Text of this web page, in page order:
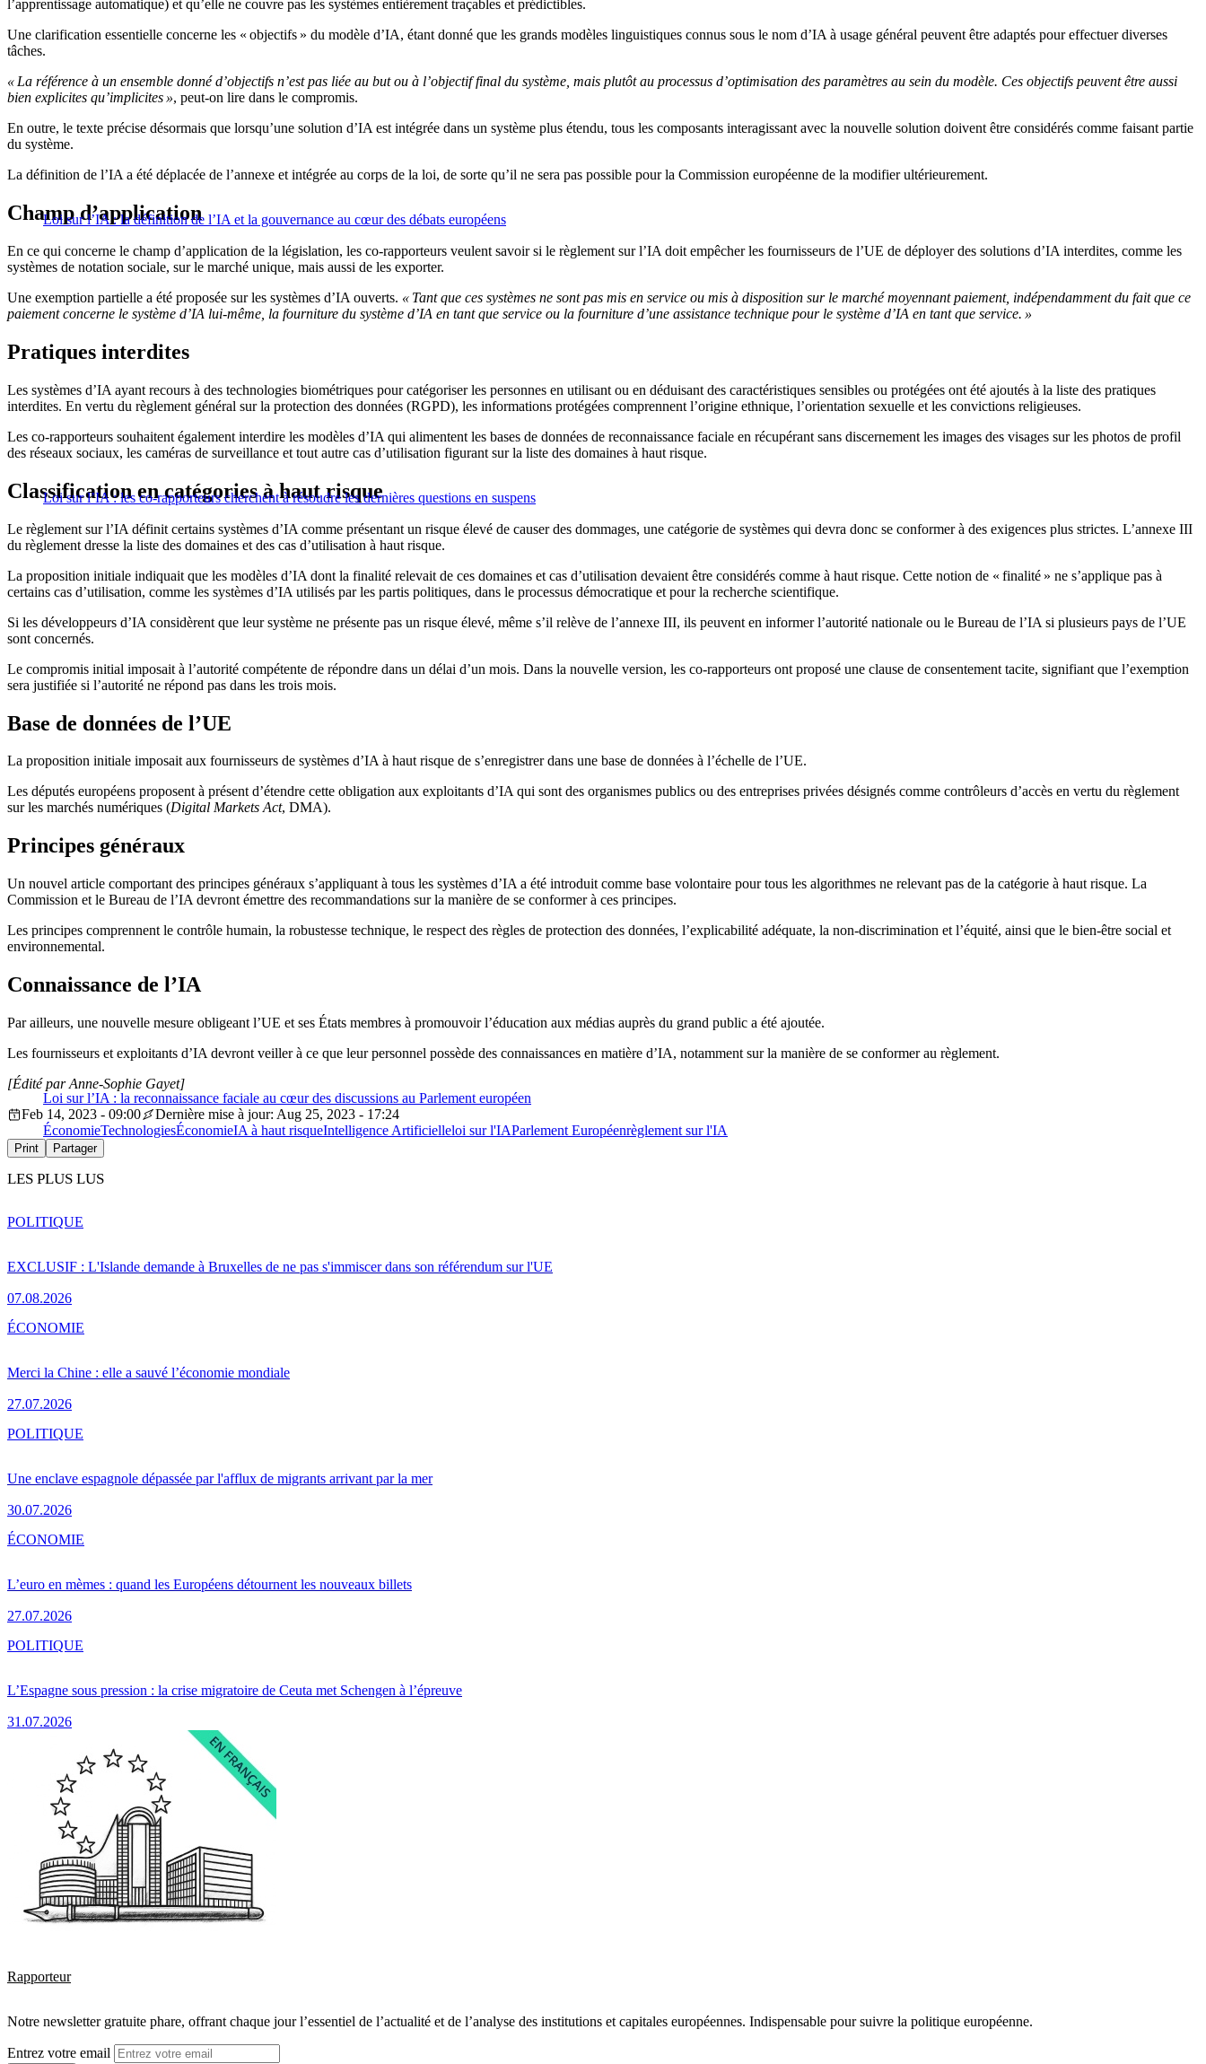
l’apprentissage automatique) et qu’elle ne couvre pas les systèmes entièrement traçables et prédictibles.
Une clarification essentielle concerne les « objectifs » du modèle d’IA, étant donné que les grands modèles linguistiques connus sous le nom d’IA à usage général peuvent être adaptés pour effectuer diverses
tâches.
« La référence à un ensemble donné d’objectifs n’est pas liée au but ou à l’objectif final du système, mais plutôt au processus d’optimisation des paramètres au sein du modèle. Ces objectifs peuvent être aussi
bien explicites qu’implicites », peut-on lire dans le compromis.
En outre, le texte précise désormais que lorsqu’une solution d’IA est intégrée dans un système plus étendu, tous les composants interagissant avec la nouvelle solution doivent être considérés comme faisant partie
du système.
La définition de l’IA a été déplacée de l’annexe et intégrée au corps de la loi, de sorte qu’il ne sera pas possible pour la Commission européenne de la modifier ultérieurement.
Loi sur l’IA : la définition de l’IA et la gouvernance au cœur des débats européens
Champ d’application
En ce qui concerne le champ d’application de la législation, les co-rapporteurs veulent savoir si le règlement sur l’IA doit empêcher les fournisseurs de l’UE de déployer des solutions d’IA interdites, comme les
systèmes de notation sociale, sur le marché unique, mais aussi de les exporter.
Une exemption partielle a été proposée sur les systèmes d’IA ouverts. « Tant que ces systèmes ne sont pas mis en service ou mis à disposition sur le marché moyennant paiement, indépendamment du fait que ce
paiement concerne le système d’IA lui-même, la fourniture du système d’IA en tant que service ou la fourniture d’une assistance technique pour le système d’IA en tant que service. »
Pratiques interdites
Les systèmes d’IA ayant recours à des technologies biométriques pour catégoriser les personnes en utilisant ou en déduisant des caractéristiques sensibles ou protégées ont été ajoutés à la liste des pratiques
interdites. En vertu du règlement général sur la protection des données (RGPD), les informations protégées comprennent l’origine ethnique, l’orientation sexuelle et les convictions religieuses.
Les co-rapporteurs souhaitent également interdire les modèles d’IA qui alimentent les bases de données de reconnaissance faciale en récupérant sans discernement les images des visages sur les photos de profil
des réseaux sociaux, les caméras de surveillance et tout autre cas d’utilisation figurant sur la liste des domaines à haut risque.
Loi sur l’IA : les co-rapporteurs cherchent à résoudre les dernières questions en suspens
Classification en catégories à haut risque
Le règlement sur l’IA définit certains systèmes d’IA comme présentant un risque élevé de causer des dommages, une catégorie de systèmes qui devra donc se conformer à des exigences plus strictes. L’annexe III
du règlement dresse la liste des domaines et des cas d’utilisation à haut risque.
La proposition initiale indiquait que les modèles d’IA dont la finalité relevait de ces domaines et cas d’utilisation devaient être considérés comme à haut risque. Cette notion de « finalité » ne s’applique pas à
certains cas d’utilisation, comme les systèmes d’IA utilisés par les partis politiques, dans le processus démocratique et pour la recherche scientifique.
Si les développeurs d’IA considèrent que leur système ne présente pas un risque élevé, même s’il relève de l’annexe III, ils peuvent en informer l’autorité nationale ou le Bureau de l’IA si plusieurs pays de l’UE
sont concernés.
Le compromis initial imposait à l’autorité compétente de répondre dans un délai d’un mois. Dans la nouvelle version, les co-rapporteurs ont proposé une clause de consentement tacite, signifiant que l’exemption
sera justifiée si l’autorité ne répond pas dans les trois mois.
Base de données de l’UE
La proposition initiale imposait aux fournisseurs de systèmes d’IA à haut risque de s’enregistrer dans une base de données à l’échelle de l’UE.
Les députés européens proposent à présent d’étendre cette obligation aux exploitants d’IA qui sont des organismes publics ou des entreprises privées désignés comme contrôleurs d’accès en vertu du règlement
sur les marchés numériques (Digital Markets Act, DMA).
Principes généraux
Un nouvel article comportant des principes généraux s’appliquant à tous les systèmes d’IA a été introduit comme base volontaire pour tous les algorithmes ne relevant pas de la catégorie à haut risque. La
Commission et le Bureau de l’IA devront émettre des recommandations sur la manière de se conformer à ces principes.
Les principes comprennent le contrôle humain, la robustesse technique, le respect des règles de protection des données, l’explicabilité adéquate, la non-discrimination et l’équité, ainsi que le bien-être social et
environnemental.
Connaissance de l’IA
Par ailleurs, une nouvelle mesure obligeant l’UE et ses États membres à promouvoir l’éducation aux médias auprès du grand public a été ajoutée.
Les fournisseurs et exploitants d’IA devront veiller à ce que leur personnel possède des connaissances en matière d’IA, notamment sur la manière de se conformer au règlement.
Loi sur l’IA : la reconnaissance faciale au cœur des discussions au Parlement européen
[Édité par Anne-Sophie Gayet]
Feb 14, 2023 - 09:00
Dernière mise à jour: Aug 25, 2023 - 17:24
ÉconomieTechnologiesÉconomieIA à haut risqueIntelligence Artificielleloi sur l'IAParlement Européenrèglement sur l'IA
Print Partager
LES PLUS LUS
EXCLUSIF : L'Islande demande à Bruxelles de ne pas s'immiscer dans son référendum sur l'UE
07.08.2026
POLITIQUE
Merci la Chine : elle a sauvé l’économie mondiale
27.07.2026
ÉCONOMIE
Une enclave espagnole dépassée par l'afflux de migrants arrivant par la mer
30.07.2026
POLITIQUE
L’euro en mèmes : quand les Européens détournent les nouveaux billets
27.07.2026
ÉCONOMIE
L’Espagne sous pression : la crise migratoire de Ceuta met Schengen à l’épreuve
31.07.2026
POLITIQUE
Rapporteur
Notre newsletter gratuite phare, offrant chaque jour l’essentiel de l’actualité et de l’analyse des institutions et capitales européennes. Indispensable pour suivre la politique européenne.
Entrez votre email